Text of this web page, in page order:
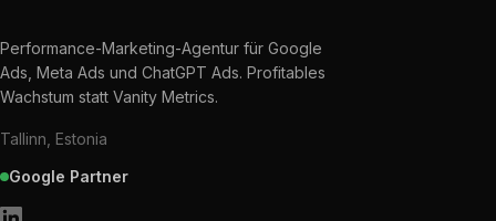
Performance-Marketing-Agentur für Google
Ads, Meta Ads und ChatGPT Ads. Profitables
Wachstum statt Vanity Metrics.
Tallinn, Estonia
Google Partner